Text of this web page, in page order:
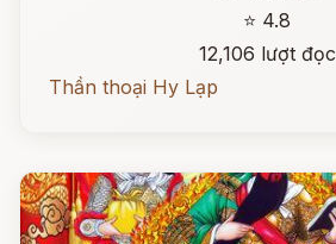
⭐ 4.8
12,106 lượt đọc
Thần thoại Hy Lạp